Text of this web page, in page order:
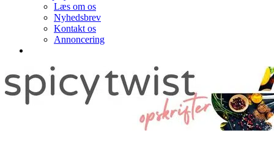
Læs om os
Nyhedsbrev
Kontakt os
Annoncering